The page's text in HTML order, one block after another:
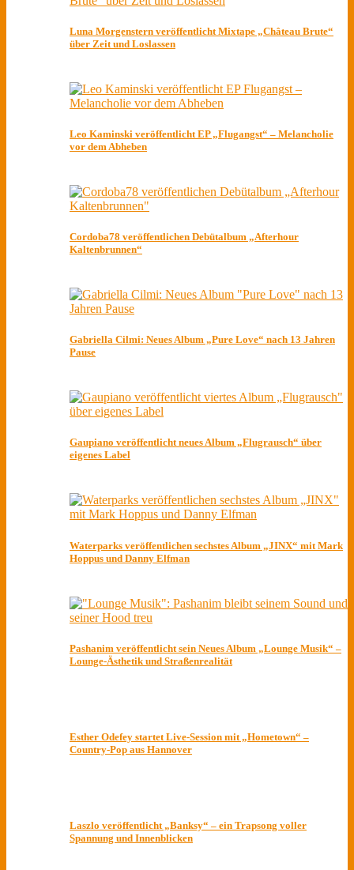
Luna Morgenstern veröffentlicht Mixtape „Château Brute“
über Zeit und Loslassen
Leo Kaminski veröffentlicht EP „Flugangst“ – Melancholie
vor dem Abheben
Cordoba78 veröffentlichen Debütalbum „Afterhour
Kaltenbrunnen“
Gabriella Cilmi: Neues Album „Pure Love“ nach 13 Jahren
Pause
Gaupiano veröffentlicht neues Album „Flugrausch“ über
eigenes Label
Waterparks veröffentlichen sechstes Album „JINX“ mit Mark
Hoppus und Danny Elfman
Pashanim veröffentlicht sein Neues Album „Lounge Musik“ –
Lounge-Ästhetik und Straßenrealität
Esther Odefey startet Live-Session mit „Hometown“ –
Country-Pop aus Hannover
Laszlo veröffentlicht „Banksy“ – ein Trapsong voller
Spannung und Innenblicken